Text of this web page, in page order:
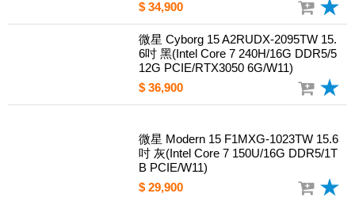
微星 Cyborg 15 Black Edition A13VE-2
468TW 15.6吋 黑(i7-13620H/8G/512G
PCIE/RTX4050 6G/W11)
限時下殺, 結帳再折 901
$ 34,900
微星 Cyborg 15 A2RUDX-2095TW 15.
6吋 黑(Intel Core 7 240H/16G DDR5/5
12G PCIE/RTX3050 6G/W11)
$ 36,900